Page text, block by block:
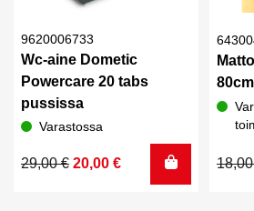
9620006733
Wc-aine Dometic
Powercare 20 tabs
pussissa
Varastossa
29,00€
Alkuperäinen
20,00 €
Nykyinen